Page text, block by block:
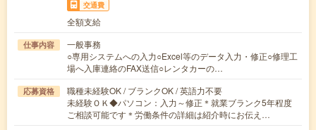
交通費
全額支給
仕事内容
一般事務
○専用システムへの入力○Excel等のデータ入力・修正○修理工
場へ入庫連絡のFAX送信○レンタカーの…
応募資格
職種未経験OK / ブランクOK / 英語力不要
未経験ＯＫ◆パソコン：入力～修正＊就業ブランク5年程度
ご相談可能です＊労働条件の詳細は紹介時にお伝え…